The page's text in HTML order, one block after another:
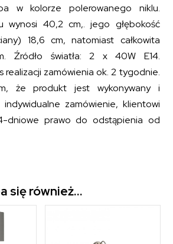
w kolorze polerowanego niklu.
wynosi 40,2 cm,. jego głębokość
18,6 cm, natomiast całkowita
Źródło światła: 2 x 40W E14.
realizacji zamówienia ok. 2 tygodnie.
że produkt jest wykonywany i
zamówienie, klientowi
dniowe prawo do odstąpienia od
się również…